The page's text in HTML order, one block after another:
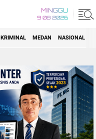
MINGGU
9 08 2026
KRIMINAL MEDAN NASIONAL